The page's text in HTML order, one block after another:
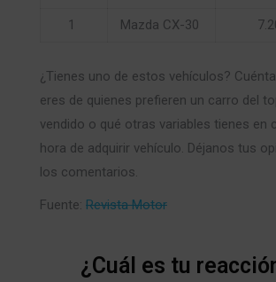
1 Mazda CX-30
¿Tienes uno de estos vehículos?
eres de quienes prefieren un carro del
vendido o qué otras variables tienes en
hora de adquirir vehículo. Déjanos tus
los comentarios.
Fuente: Revista Motor
¿Cuál es tu